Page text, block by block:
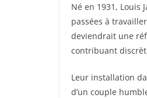
Né en 1931, Louis
passées à
deviendrait une
contribuant
Leur installation
d’un couple